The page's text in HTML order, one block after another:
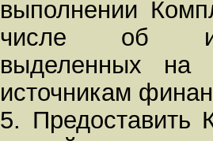
выполнении
числе об
выделенных на
источникам
5. Предоставить